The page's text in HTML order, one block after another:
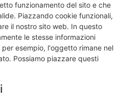
funzionamento del sito e che
Piazzando cookie funzionali,
il nostro sito web. In questo
le stesse informazioni
esempio, l'oggetto rimane nel
Possiamo piazzare questi